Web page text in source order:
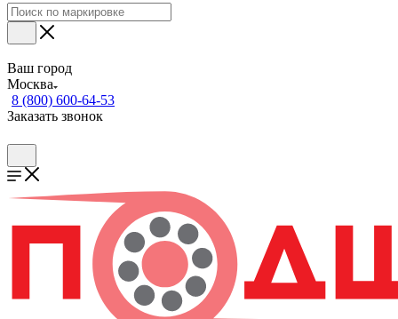
Ваш город
Москва
8 (800) 600-64-53
Заказать звонок